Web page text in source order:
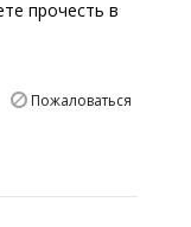
прочесть в
Пожаловаться